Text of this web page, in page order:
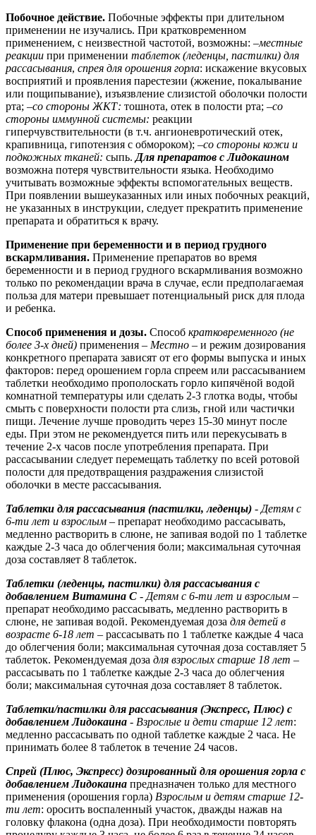
Побочное действие. Побочные эффекты при длительном
применении не изучались. При кратковременном
применением, с неизвестной частотой, возможны: –местные
реакции при применении таблеток (леденцы, пастилки) для
рассасывания, спрея для орошения горла: искажение вкусовых
восприятий и проявления парестезии (жжение, покалывание
или пощипывание), изъязвление слизистой оболочки полости
рта; –со стороны ЖКТ: тошнота, отек в полости рта; –со
стороны иммунной системы: реакции
гиперчувствительности (в т.ч. ангионевротический отек,
крапивница, гипотензия с обмороком); –со стороны кожи и
подкожных тканей: сыпь. Для препаратов с Лидокаином
возможна потеря чувствительности языка. Необходимо
учитывать возможные эффекты вспомогательных веществ.
При появлении вышеуказанных или иных побочных реакций,
не указанных в инструкции, следует прекратить применение
препарата и обратиться к врачу.
Применение при беременности и в период грудного
вскармливания. Применение препаратов во время
беременности и в период грудного вскармливания возможно
только по рекомендации врача в случае, если предполагаемая
польза для матери превышает потенциальный риск для плода
и ребенка.
Способ применения и дозы. Способ кратковременного (не
более 3-х дней) применения – Местно – и режим дозирования
конкретного препарата зависят от его формы выпуска и иных
факторов: перед орошением горла спреем или рассасыванием
таблетки необходимо прополоскать горло кипячёной водой
комнатной температуры или сделать 2-3 глотка воды, чтобы
смыть с поверхности полости рта слизь, гной или частички
пищи. Лечение лучше проводить через 15-30 минут после
еды. При этом не рекомендуется пить или перекусывать в
течение 2-х часов после употребления препарата. При
рассасывании следует перемещать таблетку по всей ротовой
полости для предотвращения раздражения слизистой
оболочки в месте рассасывания.
Таблетки для рассасывания (пастилки, леденцы) - Детям с
6-ти лет и взрослым – препарат необходимо рассасывать,
медленно растворить в слюне, не запивая водой по 1 таблетке
каждые 2-3 часа до облегчения боли; максимальная суточная
доза составляет 8 таблеток.
Таблетки (леденцы, пастилки) для рассасывания с
добавлением Витамина С - Детям с 6-ти лет и взрослым –
препарат необходимо рассасывать, медленно растворить в
слюне, не запивая водой. Рекомендуемая доза для детей в
возрасте 6-18 лет – рассасывать по 1 таблетке каждые 4 часа
до облегчения боли; максимальная суточная доза составляет 5
таблеток. Рекомендуемая доза для взрослых старше 18 лет –
рассасывать по 1 таблетке каждые 2-3 часа до облегчения
боли; максимальная суточная доза составляет 8 таблеток.
Таблетки/пастилки для рассасывания (Экспресс, Плюс) с
добавлением Лидокаина - Взрослые и дети старше 12 лет:
медленно рассасывать по одной таблетке каждые 2 часа. Не
принимать более 8 таблеток в течение 24 часов.
Спрей (Плюс, Экспресс) дозированный для орошения горла с
добавлением Лидокаина предназначен только для местного
применения (орошения горла) Взрослым и детям старше 12-
ти лет: оросить воспаленный участок, дважды нажав на
головку флакона (одна доза). При необходимости повторять